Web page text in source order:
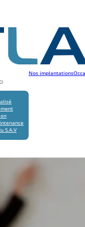
S.A.V
Nos implantations